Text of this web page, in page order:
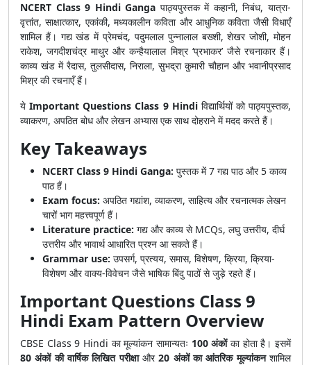
NCERT Class 9 Hindi Ganga पाठ्यपुस्तक में कहानी, निबंध, यात्रा-
वृत्तांत, साक्षात्कार, एकांकी, मध्यकालीन कविता और आधुनिक कविता जैसी विधाएँ
शामिल हैं। गद्य खंड में प्रेमचंद, पदुमलाल पुन्नालाल बख्शी, शेखर जोशी, मोहन
राकेश, जगदीशचंद्र माथुर और कन्हैयालाल मिश्र ‘प्रभाकर’ जैसे रचनाकार हैं।
काव्य खंड में रैदास, तुलसीदास, निराला, सुभद्रा कुमारी चौहान और भवानीप्रसाद
मिश्र की रचनाएँ हैं।
येImportant Questions Class 9 Hindiविद्यार्थियों को पाठ्यपुस्तक,
व्याकरण, अपठित बोध और लेखन अभ्यास एक साथ दोहराने में मदद करते हैं।
Key Takeaways
NCERT Class 9 Hindi Ganga: पुस्तक में 7 गद्य पाठ और 5 काव्य
पाठ हैं।
Exam focus: अपठित गद्यांश, व्याकरण, साहित्य और रचनात्मक लेखन
चारों भाग महत्त्वपूर्ण हैं।
Literature practice: गद्य और काव्य से MCQs, लघु उत्तरीय, दीर्घ
उत्तरीय और भावार्थ आधारित प्रश्न आ सकते हैं।
Grammar use: उपसर्ग, प्रत्यय, समास, विशेषण, क्रिया, क्रिया-
विशेषण और वाक्य-विवेचन जैसे भाषिक बिंदु पाठों से जुड़े रहते हैं।
Important Questions Class 9
Hindi Exam Pattern Overview
CBSE Class 9 Hindi का मूल्यांकन सामान्यतः 100 अंकोंका होता है। इसमें
80 अंकों की वार्षिक लिखित परीक्षाऔर20 अंकों का आंतरिक मूल्यांकनशामिल